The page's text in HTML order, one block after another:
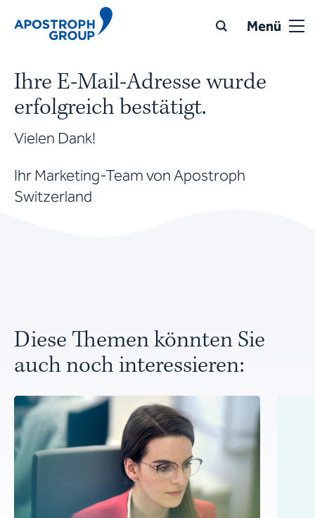
Menü
Ihre E-Mail-Adresse wurde
erfolgreich bestätigt.
Vielen Dank!
Ihr Marketing-Team von Apostroph
Switzerland
Diese Themen könnten Sie
auch noch interessieren: